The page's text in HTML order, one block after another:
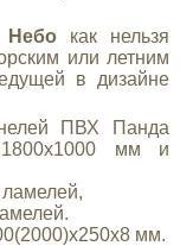
Небо как нельзя
или летним
в дизайне
ПВХ Панда
мм и
мм.